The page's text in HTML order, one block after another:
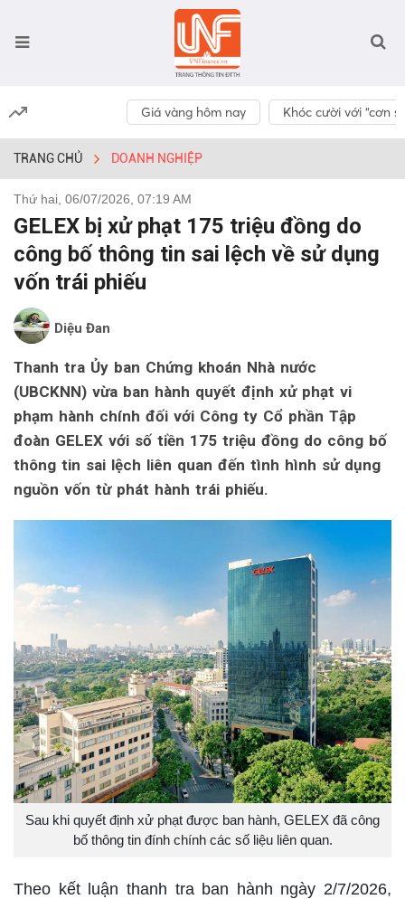
Giá vàng hôm nay Khóc cười với “cơn
TRANG CHỦ DOANH NGHIỆP
Thứ hai, 06/07/2026, 07:19 AM
GELEX bị xử phạt 175 triệu đồng do
công bố thông tin sai lệch về sử dụng
vốn trái phiếu
Diệu Đan
Thanh tra Ủy ban Chứng khoán Nhà nước
(UBCKNN) vừa ban hành quyết định xử phạt vi
phạm hành chính đối với Công ty Cổ phần Tập
đoàn GELEX với số tiền 175 triệu đồng do công bố
thông tin sai lệch liên quan đến tình hình sử dụng
nguồn vốn từ phát hành trái phiếu.
Sau khi quyết định xử phạt được ban hành, GELEX đã công
bố thông tin đính chính các số liệu liên quan.
Theo kết luận thanh tra ban hành ngày 2/7/2026,